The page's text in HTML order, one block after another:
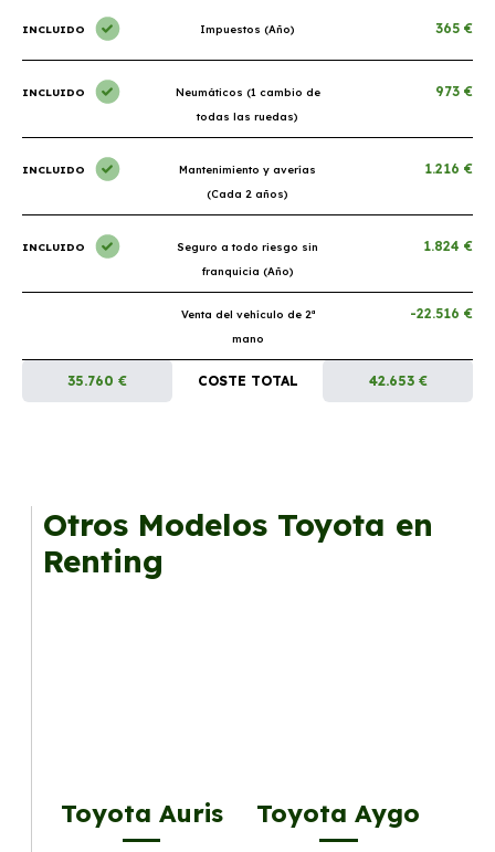
INCLUIDO Impuestos (Año) 365 €
INCLUIDO
Neumáticos (1 cambio de
todas las ruedas)
973 €
INCLUIDO
Mantenimiento y averías
(Cada 2 años)
1.216 €
INCLUIDO
Seguro a todo riesgo sin
franquicia (Año)
1.824 €
Venta del vehículo de 2ª
mano
-22.516 €
35.760 € COSTE TOTAL 42.653 €
Otros Modelos Toyota en
Renting
Toyota Auris Toyota Aygo